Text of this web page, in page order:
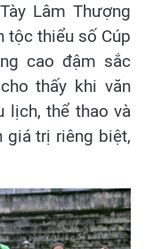
Lâm Thượng
tộc thiểu số Cúp
cao đậm sắc
thấy khi văn
lịch, thể thao và
giá trị riêng biệt,